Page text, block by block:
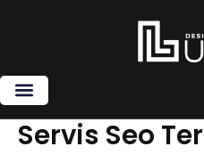
Servis Seo